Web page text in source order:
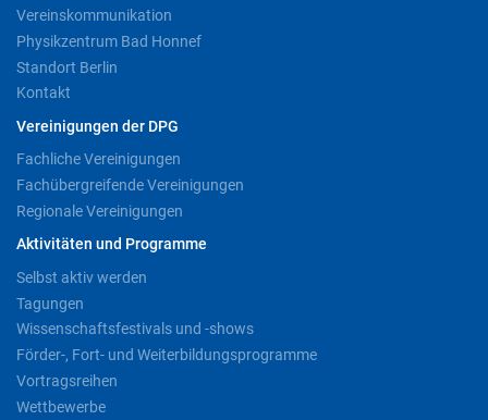
Vereinskommunikation
Physikzentrum Bad Honnef
Standort Berlin
Kontakt
Vereinigungen der DPG
Fachliche Vereinigungen
Fachübergreifende Vereinigungen
Regionale Vereinigungen
Aktivitäten und Programme
Selbst aktiv werden
Tagungen
Wissenschaftsfestivals und -shows
Förder-, Fort- und Weiterbildungsprogramme
Vortragsreihen
Wettbewerbe